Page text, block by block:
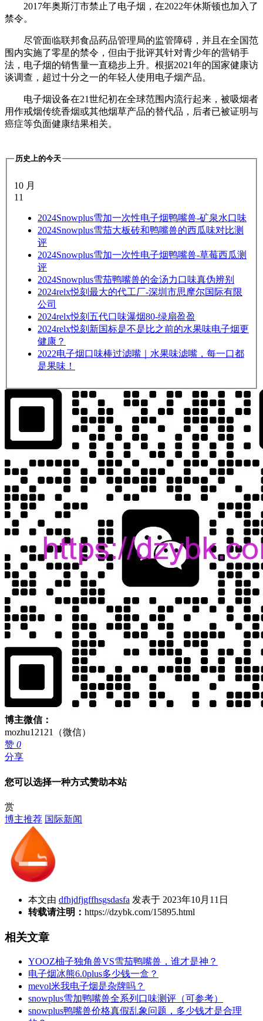
2017年奥斯汀市禁止了电子烟，在2022年休斯顿也加入了
禁令。
尽管面临联邦食品药品管理局的监管障碍，并且在全国范
围内实施了零星的禁令，但由于批评其针对青少年的营销手
法，电子烟的销售量一直稳步上升。根据2021年的国家健康访
谈调查，超过十分之一的年轻人使用电子烟产品。
电子烟设备在21世纪初在全球范围内流行起来，被吸烟者
用作戒烟传统香烟或其他烟草产品的替代品，后者已被证明与
癌症等负面健康结果相关。
历史上的今天
10 月
11
2024Snowplus雪加一次性电子烟鸭嘴兽-矿泉水口味
2024Snowplus雪茄大板砖和鸭嘴兽的西瓜味对比测
评
2024Snowplus雪加一次性电子烟鸭嘴兽-草莓西瓜测
评
2024Snowplus雪茄鸭嘴兽的金汤力口味真伪辨别
2024relx悦刻最大的代工厂-深圳市思摩尔国际有限
公司
2024relx悦刻五代口味瀑烟80-绿扇盈盈
2024relx悦刻新国标是不是比之前的水果味电子烟更
健康？
2022电子烟口味棒过滤嘴｜水果味滤嘴，每一口都
是果味！
博主微信：
mozhu12121（微信）
赞 0
分享
您可以选择一种方式赞助本站
赏
博主推荐 国际新闻
本文由 dfhjdfjgffhsgsdasfa 发表于 2023年10月11日
转载请注明： https://dzybk.com/15895.html
相关文章
YOOZ柚子独角兽VS雪茄鸭嘴兽，谁才是神？
电子烟冰熊6.0plus多少钱一盒？
mevol米我电子烟是杂牌吗？
snowplus雪加鸭嘴兽全系列口味测评（可参考）
snowplus鸭嘴兽价格真假乱象问题，多少钱才是合理